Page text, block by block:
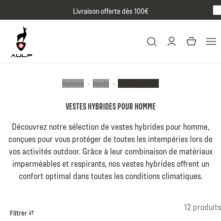
Livraison offerte dès 100€
Homme Hauts
VESTES HYBRIDES POUR HOMME
Découvrez notre sélection de vestes hybrides pour homme,
conçues pour vous protéger de toutes les intempéries lors de
vos activités outdoor. Grâce à leur combinaison de matériaux
imperméables et respirants, nos vestes hybrides offrent un
confort optimal dans toutes les conditions climatiques.
Filtrer
12 produits